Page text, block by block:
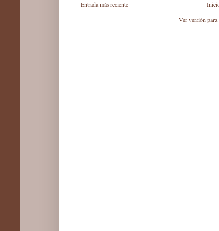
Entrada más reciente
Ver versión para